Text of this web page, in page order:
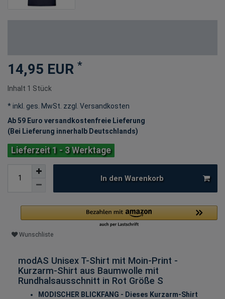
14,95 EUR *
Inhalt 1 Stück
* inkl. ges. MwSt. zzgl.
Versandkosten
Ab 59 Euro versandkostenfreie Lieferung
(Bei Lieferung innerhalb Deutschlands)
Lieferzeit 1 - 3 Werktage
In den Warenkorb
Wunschliste
modAS Unisex T-Shirt mit Moin-Print -
Kurzarm-Shirt aus Baumwolle mit
Rundhalsausschnitt in Rot Größe S
MODISCHER BLICKFANG - Dieses Kurzarm-Shirt